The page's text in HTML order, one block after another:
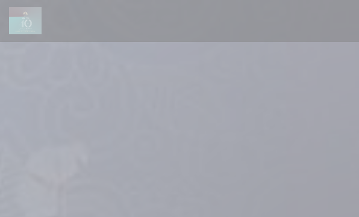
Painel de Gerenciamento de Cookies